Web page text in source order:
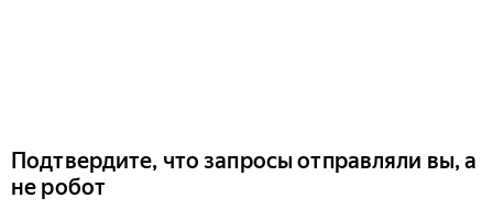
Подтвердите, что запросы отправляли вы, а
не робот